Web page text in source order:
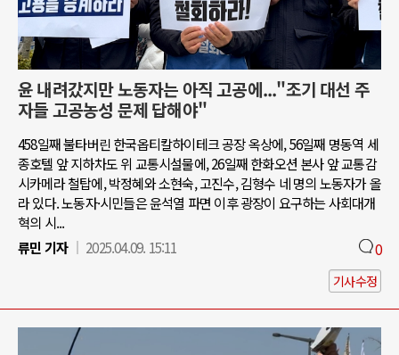
윤 내려갔지만 노동자는 아직 고공에..."조기 대선 주
자들 고공농성 문제 답해야"
458일째 불타버린 한국옵티칼하이테크 공장 옥상에, 56일째 명동역 세
종호텔 앞 지하차도 위 교통시설물에, 26일째 한화오션 본사 앞 교통감
시카메라 철탑에, 박정혜와 소현숙, 고진수, 김형수 네 명의 노동자가 올
라 있다. 노동자·시민들은 윤석열 파면 이후 광장이 요구하는 사회대개
혁의 시...
류민 기자
2025.04.09. 15:11 0
기사수정